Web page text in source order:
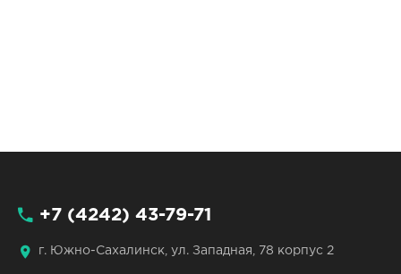
+7 (4242) 43-79-71
г. Южно-Сахалинск, ул. Западная, 78 корпус 2